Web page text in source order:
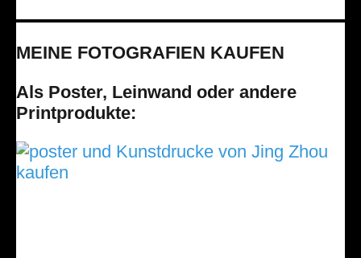
MEINE FOTOGRAFIEN KAUFEN
Als Poster, Leinwand oder andere
Printprodukte: